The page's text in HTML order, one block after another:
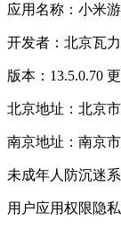
应用名称：小米
开发者：北京瓦
版本：13.5.0.70
北京地址：北京
南京地址：南京
未成年人防沉迷
用户应用权限隐